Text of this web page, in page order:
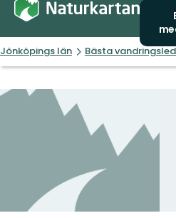
Jönköpings län Bästa